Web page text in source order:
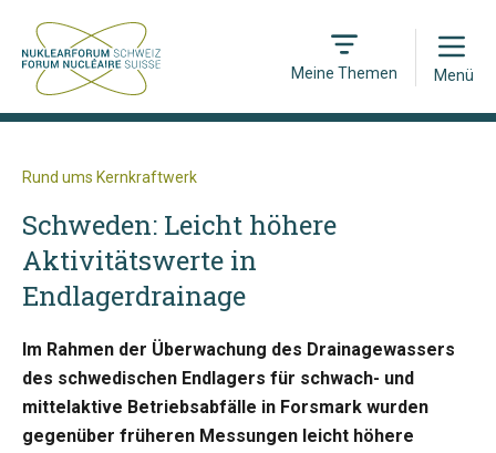
Meine Themen
Open
Menü
Rund ums Kernkraftwerk
Schweden: Leicht höhere
Aktivitätswerte in
Endlagerdrainage
Im Rahmen der Überwachung des Drainagewassers
des schwedischen Endlagers für schwach- und
mittelaktive Betriebsabfälle in Forsmark wurden
gegenüber früheren Messungen leicht höhere